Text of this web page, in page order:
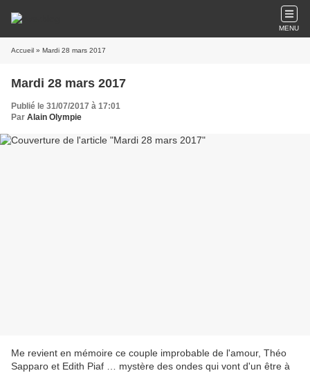
MENU
Accueil » Mardi 28 mars 2017
Mardi 28 mars 2017
Publié le 31/07/2017 à 17:01
Par Alain Olympie
Me revient en mémoire ce couple improbable de l'amour, Théo
Sapparo et Edith Piaf … mystère des ondes qui vont d'un être à